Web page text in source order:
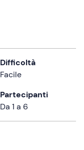
Difficoltà
Facile
Partecipanti
Da 1 a 6